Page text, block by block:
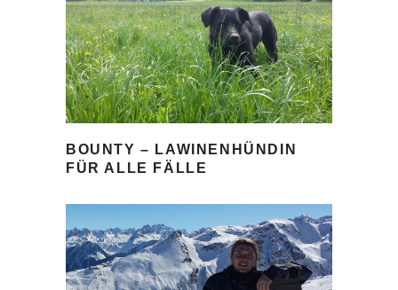
BOUNTY – LAWINENHÜNDIN
FÜR ALLE FÄLLE